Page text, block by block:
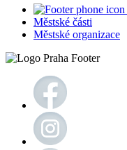
Městské části
Městské organizace